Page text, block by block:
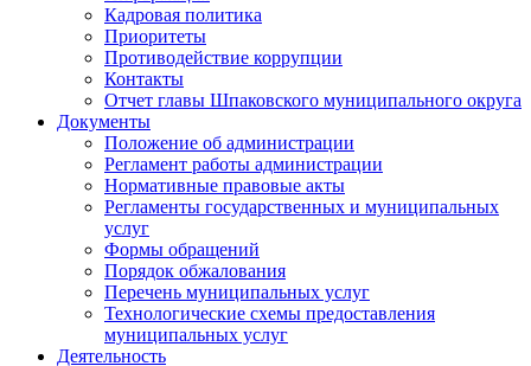
Кадровая политика
Приоритеты
Противодействие коррупции
Контакты
Отчет главы Шпаковского муниципального округа
Документы
Положение об администрации
Регламент работы администрации
Нормативные правовые акты
Регламенты государственных и муниципальных
услуг
Формы обращений
Порядок обжалования
Перечень муниципальных услуг
Технологические схемы предоставления
муниципальных услуг
Деятельность